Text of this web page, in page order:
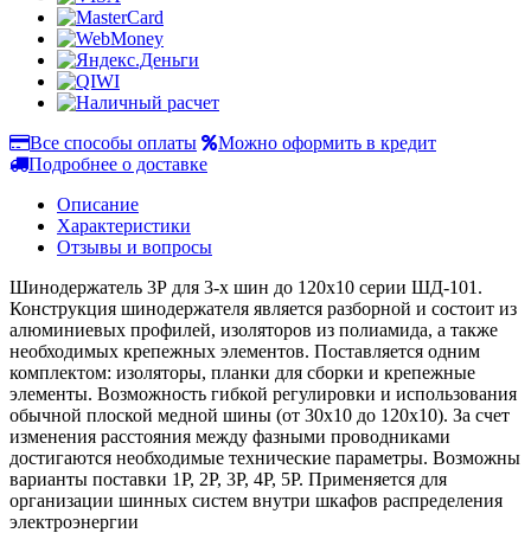
Все способы оплаты
Можно оформить в кредит
Подробнее о доставке
Описание
Характеристики
Отзывы и вопросы
Шинодержатель 3Р для 3-х шин до 120х10 серии ШД-101.
Конструкция шинодержателя является разборной и состоит из
алюминиевых профилей, изоляторов из полиамида, а также
необходимых крепежных элементов. Поставляется одним
комплектом: изоляторы, планки для сборки и крепежные
элементы. Возможность гибкой регулировки и использования
обычной плоской медной шины (от 30х10 до 120х10). За счет
изменения расстояния между фазными проводниками
достигаются необходимые технические параметры. Возможны
варианты поставки 1Р, 2Р, 3Р, 4Р, 5Р. Применяется для
организации шинных систем внутри шкафов распределения
электроэнергии